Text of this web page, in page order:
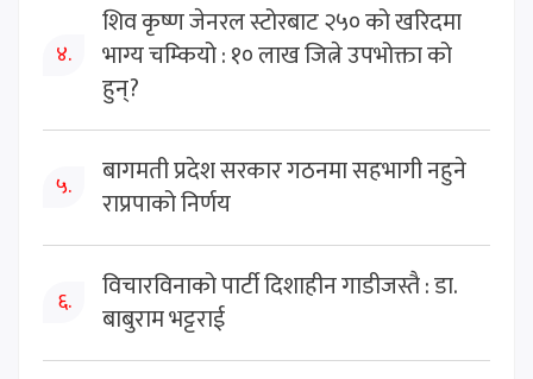
४.
शिव कृष्ण जेनरल स्टोरबाट २५० को खरिदमा
भाग्य चम्कियो : १० लाख जित्ने उपभोक्ता को
हुन्?
५.
बागमती प्रदेश सरकार गठनमा सहभागी नहुने
राप्रपाको निर्णय
६.
विचारविनाको पार्टी दिशाहीन गाडीजस्तै : डा.
बाबुराम भट्टराई